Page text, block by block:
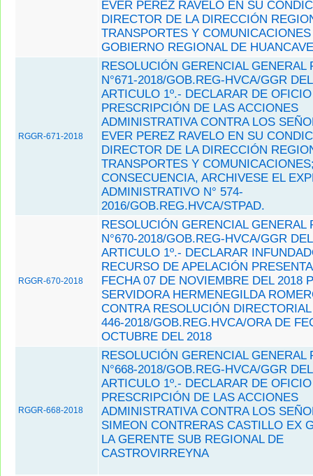
EVER PEREZ RAVELO EN SU
DIRECTOR DE LA DIRECCIÓN
TRANSPORTES Y COMUNICACIONES
GOBIERNO REGIONAL DE
RGGR-671-2018
RESOLUCIÓN GERENCIAL GENERAL
N°671-2018/GOB.REG-HVCA/GGR
ARTICULO 1º.- DECLARAR DE
PRESCRIPCIÓN DE LAS ACCIONES
ADMINISTRATIVA CONTRA LOS
EVER PEREZ RAVELO EN SU
DIRECTOR DE LA DIRECCIÓN
TRANSPORTES Y
CONSECUENCIA, ARCHIVESE EL
ADMINISTRATIVO N° 574-
2016/GOB.REG.HVCA/STPAD.
RGGR-670-2018
RESOLUCIÓN GERENCIAL GENERAL
N°670-2018/GOB.REG-HVCA/GGR
ARTICULO 1º.- DECLARAR
RECURSO DE APELACIÓN
FECHA 07 DE NOVIEMBRE DEL 2018
SERVIDORA HERMENEGILDA
CONTRA RESOLUCIÓN
446-2018/GOB.REG.HVCA/ORA DE
OCTUBRE DEL 2018
RGGR-668-2018
RESOLUCIÓN GERENCIAL GENERAL
N°668-2018/GOB.REG-HVCA/GGR
ARTICULO 1º.- DECLARAR DE
PRESCRIPCIÓN DE LAS ACCIONES
ADMINISTRATIVA CONTRA LOS
SIMEON CONTRERAS CASTILLO EX
LA GERENTE SUB REGIONAL DE
CASTROVIRREYNA